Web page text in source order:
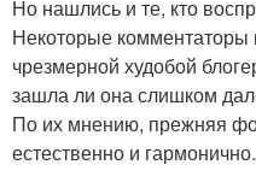
Но нашлись и те, кто
Некоторые комментаторы
чрезмерной худобой
зашла ли она слишком
По их мнению, прежняя
естественно и гармонично.